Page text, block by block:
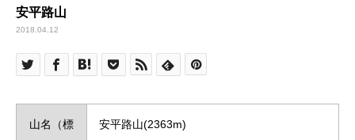
安平路山
2018.04.12
山名（標
安平路山(2363m)